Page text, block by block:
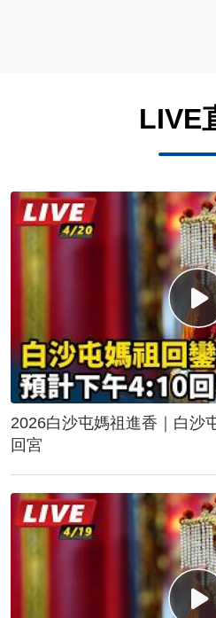
LIVE
2026白沙屯媽祖進香｜白沙屯媽祖回
回宮